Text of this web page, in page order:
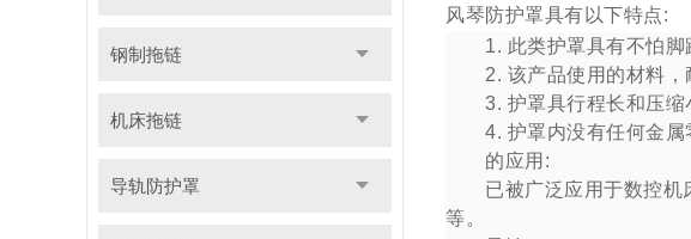
钢制拖链
机床拖链
导轨防护罩
风琴防护罩具有以下特点:
1. 此类护罩具有不怕脚
2. 该产品使用的材料，
3. 护罩具行程长和压缩
4. 护罩内没有任何金属零
的应用:
已被广泛应用于数控机床
等。